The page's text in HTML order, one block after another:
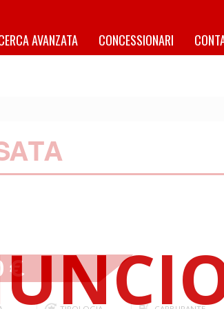
AVANZATA CONCESSIONARI
€